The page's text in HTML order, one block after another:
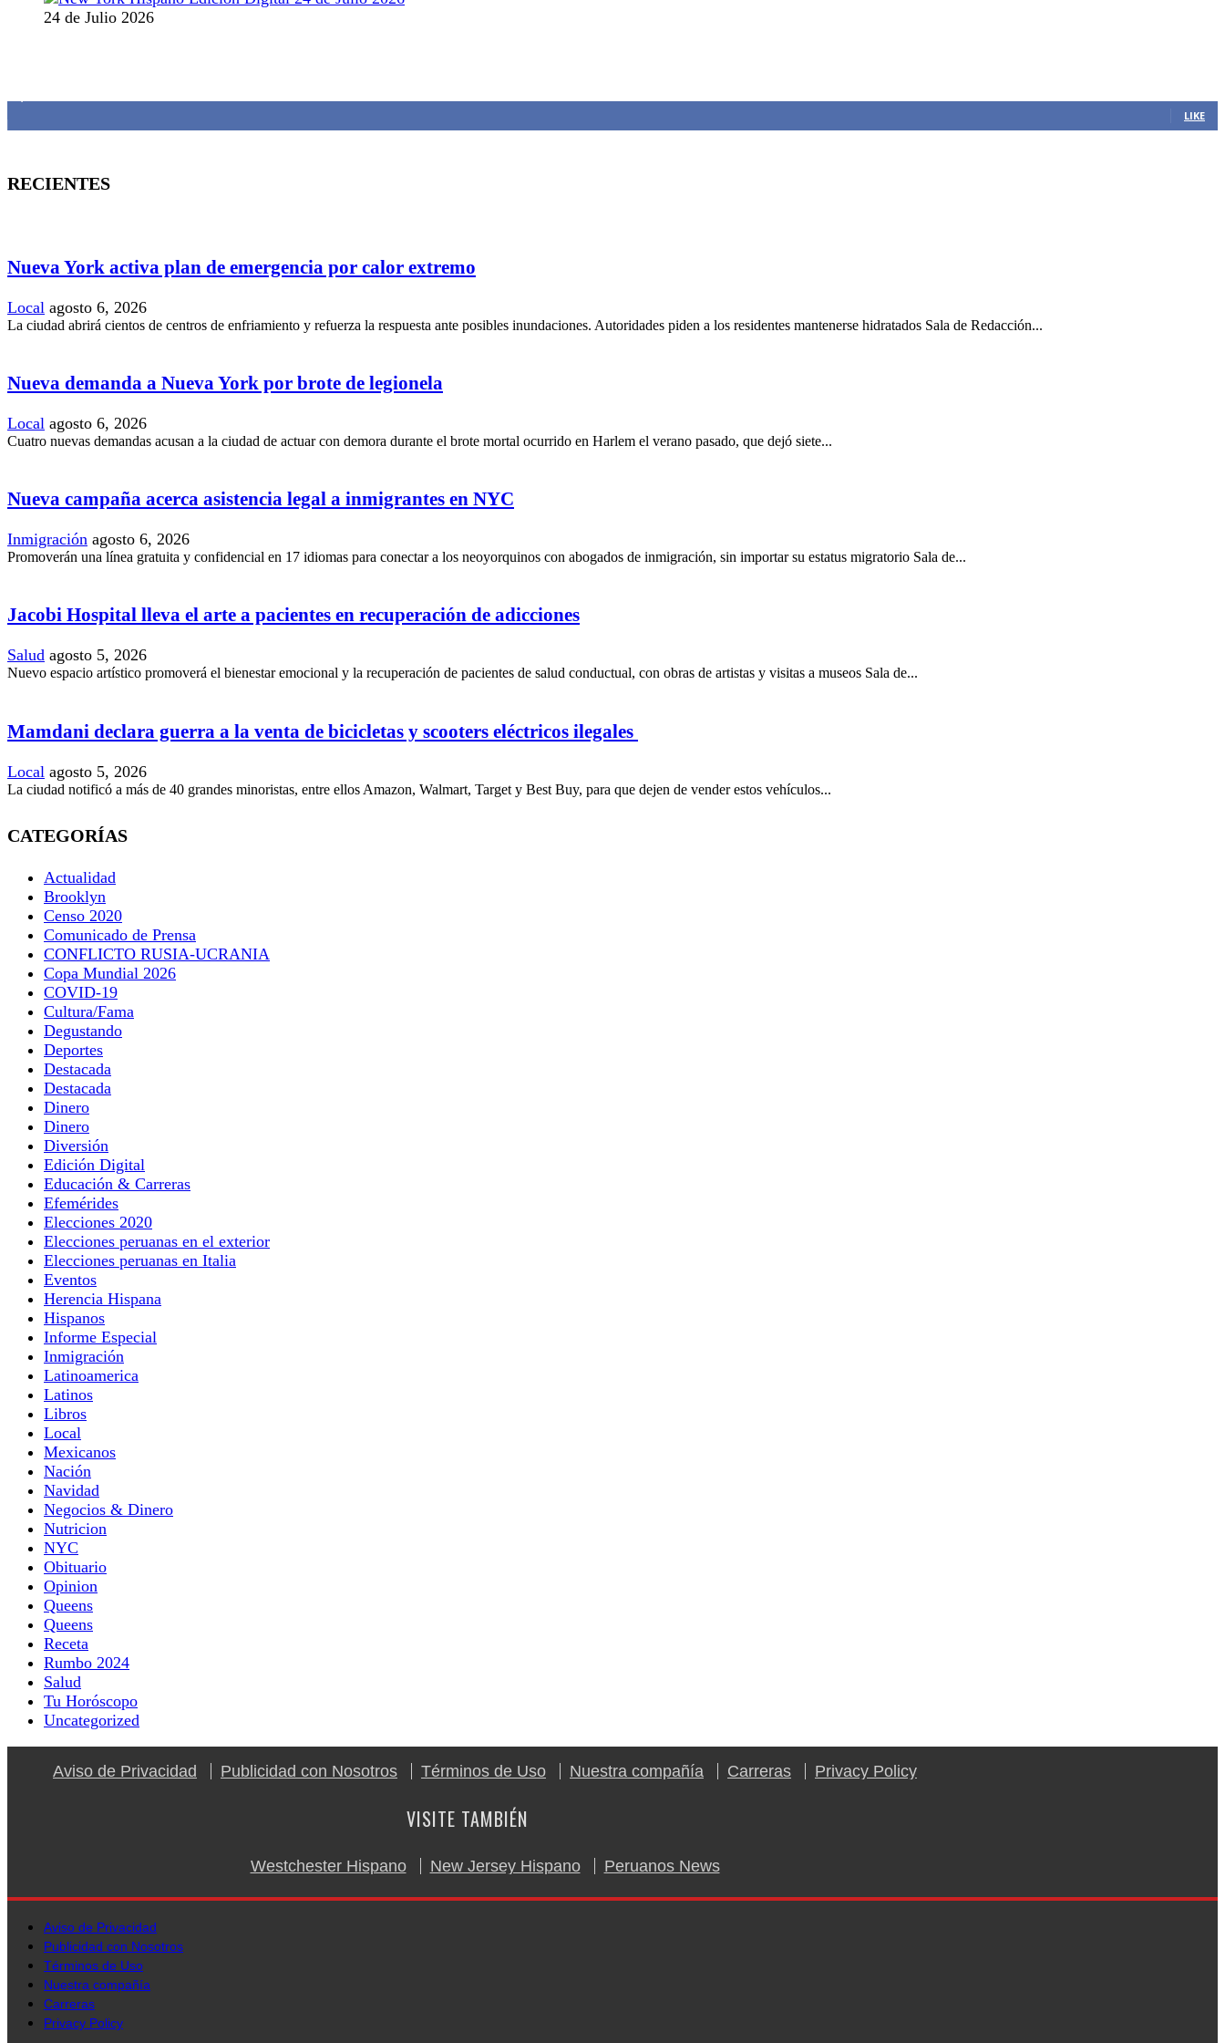
24 de Julio 2026
LIKE
RECIENTES
Nueva York activa plan de emergencia por calor extremo
Local agosto 6, 2026
La ciudad abrirá cientos de centros de enfriamiento y refuerza la respuesta ante posibles inundaciones. Autoridades piden a los residentes mantenerse hidratados Sala de Redacción...
Nueva demanda a Nueva York por brote de legionela
Local agosto 6, 2026
Cuatro nuevas demandas acusan a la ciudad de actuar con demora durante el brote mortal ocurrido en Harlem el verano pasado, que dejó siete...
Nueva campaña acerca asistencia legal a inmigrantes en NYC
Inmigración agosto 6, 2026
Promoverán una línea gratuita y confidencial en 17 idiomas para conectar a los neoyorquinos con abogados de inmigración, sin importar su estatus migratorio Sala de...
Jacobi Hospital lleva el arte a pacientes en recuperación de adicciones
Salud agosto 5, 2026
Nuevo espacio artístico promoverá el bienestar emocional y la recuperación de pacientes de salud conductual, con obras de artistas y visitas a museos Sala de...
Mamdani declara guerra a la venta de bicicletas y scooters eléctricos ilegales
Local agosto 5, 2026
La ciudad notificó a más de 40 grandes minoristas, entre ellos Amazon, Walmart, Target y Best Buy, para que dejen de vender estos vehículos...
CATEGORÍAS
Actualidad
Brooklyn
Censo 2020
Comunicado de Prensa
CONFLICTO RUSIA-UCRANIA
Copa Mundial 2026
COVID-19
Cultura/Fama
Degustando
Deportes
Destacada
Destacada
Dinero
Dinero
Diversión
Edición Digital
Educación & Carreras
Efemérides
Elecciones 2020
Elecciones peruanas en el exterior
Elecciones peruanas en Italia
Eventos
Herencia Hispana
Hispanos
Informe Especial
Inmigración
Latinoamerica
Latinos
Libros
Local
Mexicanos
Nación
Navidad
Negocios & Dinero
Nutricion
NYC
Obituario
Opinion
Queens
Queens
Receta
Rumbo 2024
Salud
Tu Horóscopo
Uncategorized
Aviso de Privacidad Publicidad con Nosotros Términos de Uso Nuestra compañía Carreras Privacy Policy
VISITE TAMBIÉN
Westchester Hispano New Jersey Hispano Peruanos News
Aviso de Privacidad
Publicidad con Nosotros
Términos de Uso
Nuestra compañía
Carreras
Privacy Policy